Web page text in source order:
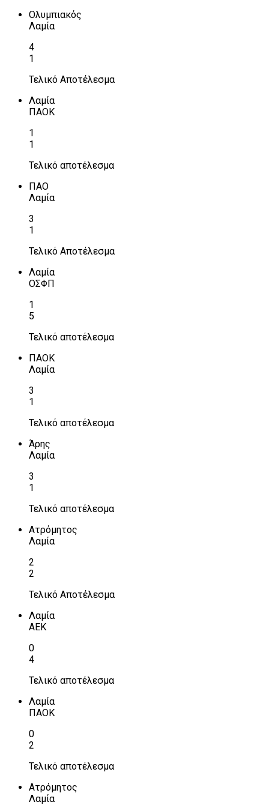
Ολυμπιακός
Λαμία
4
1
Τελικό Αποτέλεσμα
Λαμία
ΠΑΟΚ
1
1
Τελικό αποτέλεσμα
ΠΑΟ
Λαμία
3
1
Τελικό Αποτέλεσμα
Λαμία
ΟΣΦΠ
1
5
Τελικό αποτέλεσμα
ΠΑΟΚ
Λαμία
3
1
Τελικό αποτέλεσμα
Άρης
Λαμία
3
1
Τελικό αποτέλεσμα
Ατρόμητος
Λαμία
2
2
Τελικό Αποτέλεσμα
Λαμία
ΑΕΚ
0
4
Τελικό αποτέλεσμα
Λαμία
ΠΑΟΚ
0
2
Τελικό αποτέλεσμα
Ατρόμητος
Λαμία